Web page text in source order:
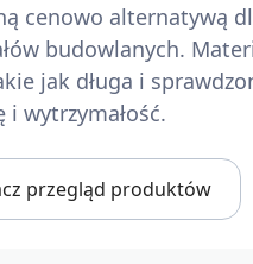
cenowo alternatywą
budowlanych.
jak długa i
wytrzymałość.
przegląd produktów